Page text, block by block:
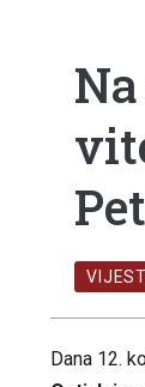
VIJESTI
Dana 12.